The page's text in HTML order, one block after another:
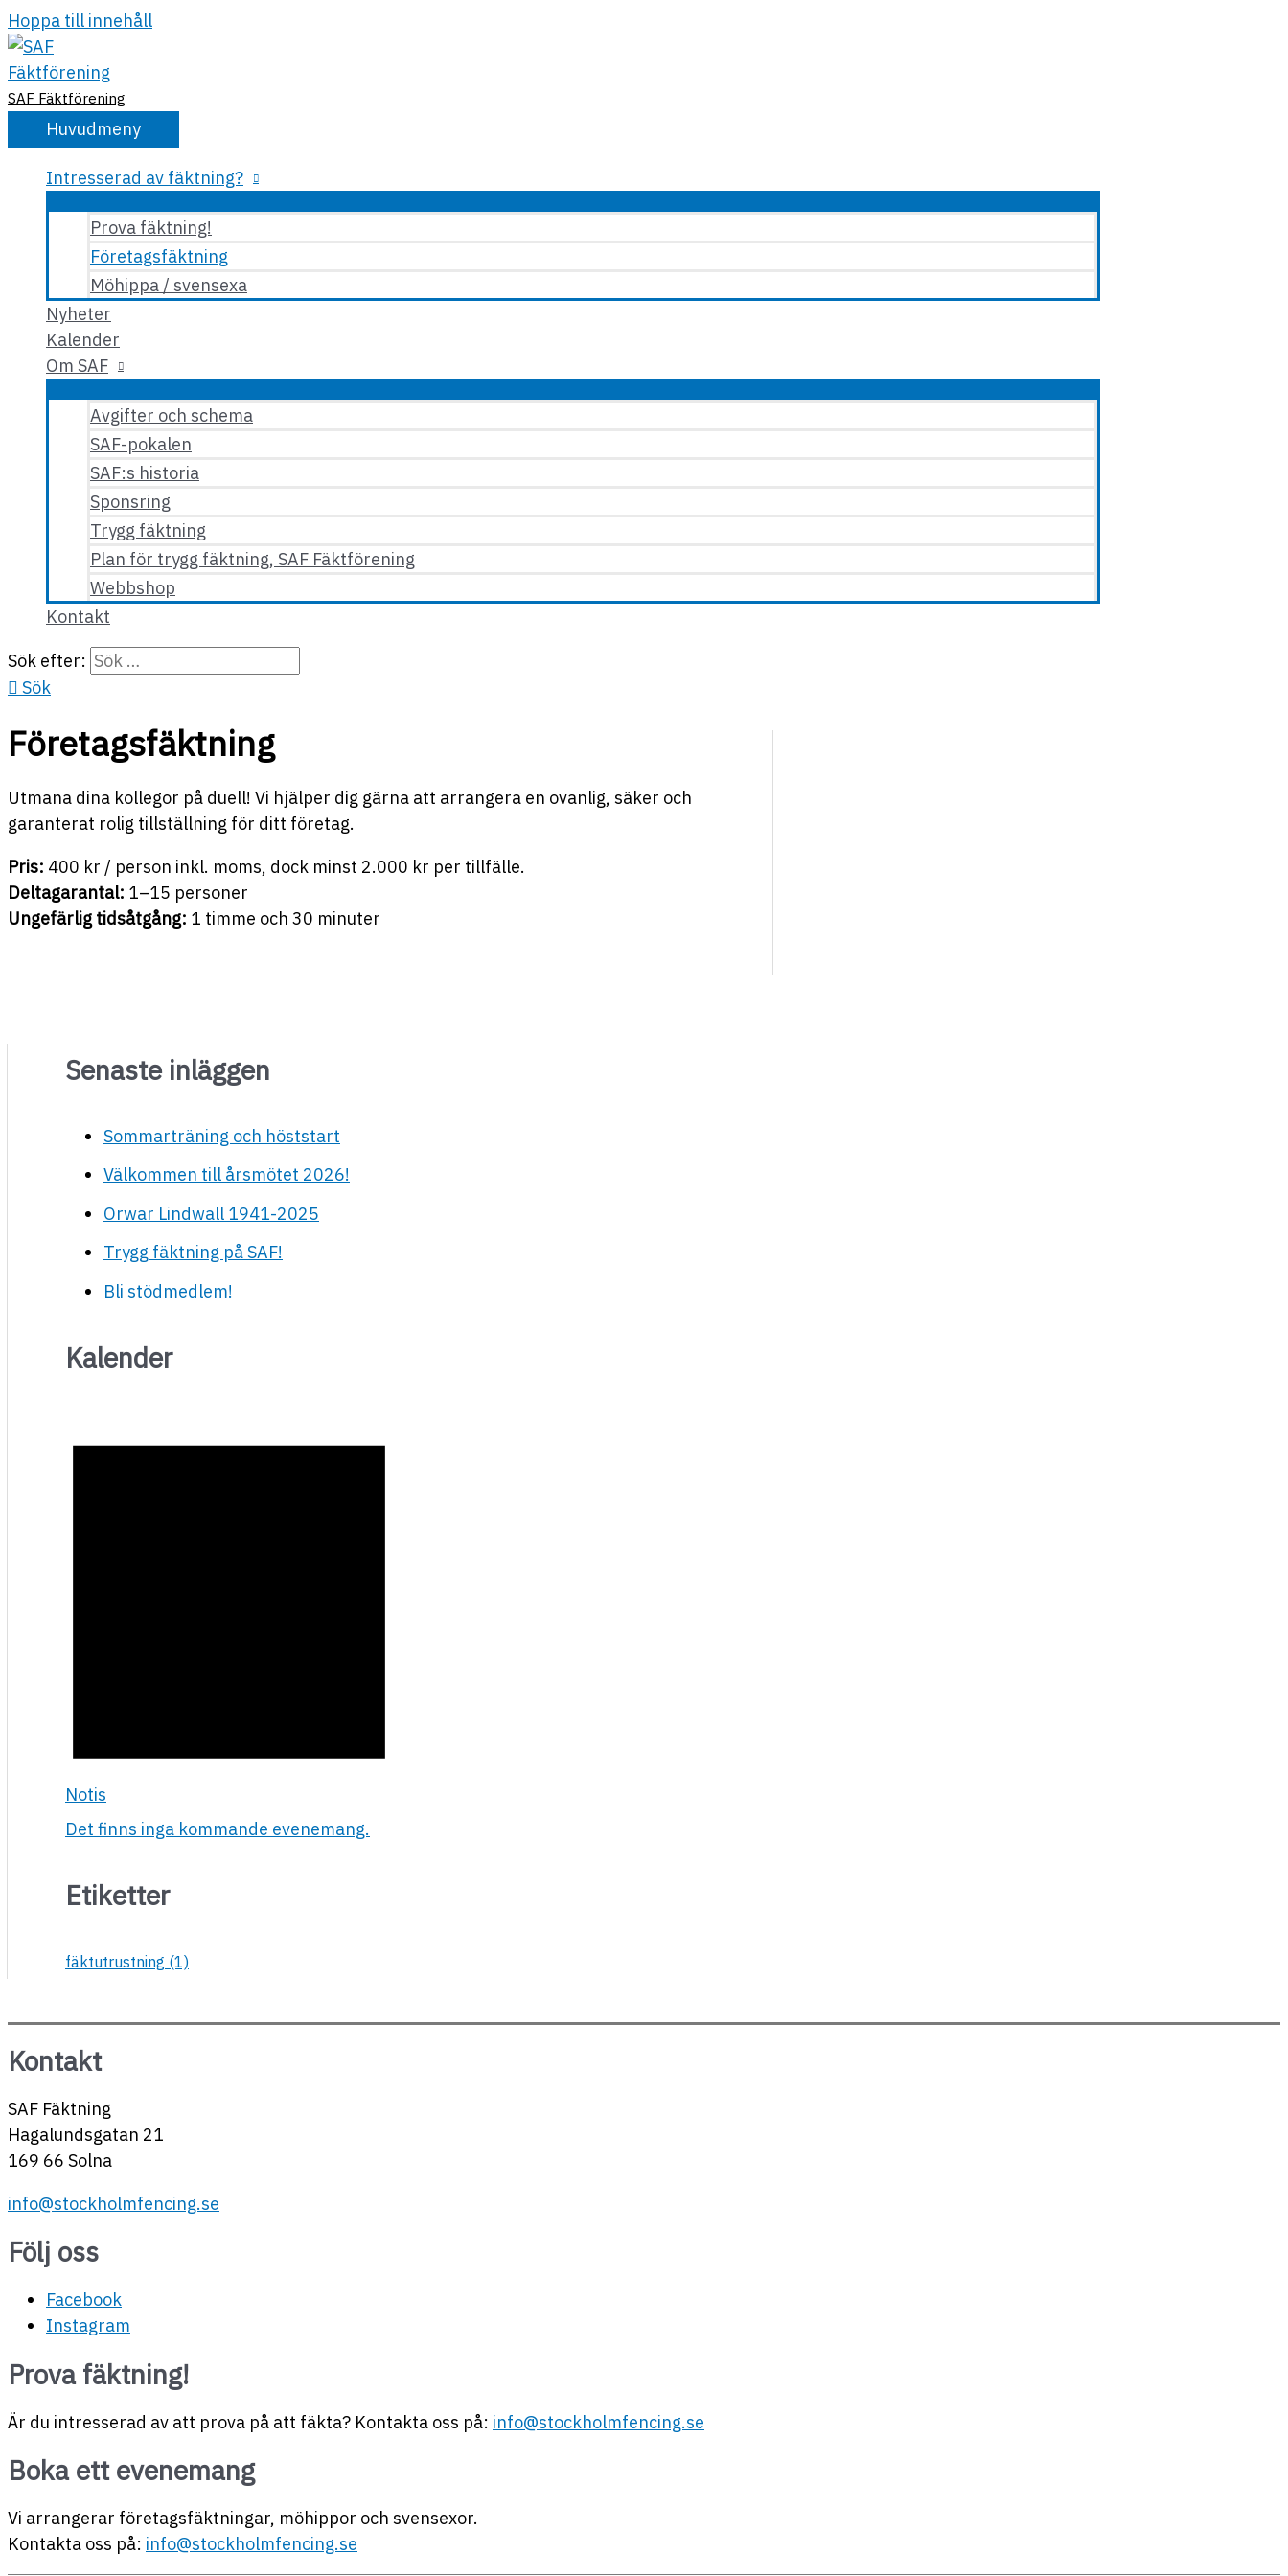
Hoppa till innehåll
SAF Fäktförening
Huvudmeny
Intresserad av fäktning?
Prova fäktning!
Företagsfäktning
Möhippa / svensexa
Nyheter
Kalender
Om SAF
Avgifter och schema
SAF-pokalen
SAF:s historia
Sponsring
Trygg fäktning
Plan för trygg fäktning, SAF Fäktförening
Webbshop
Kontakt
Sök efter:
Sök
Företagsfäktning
Utmana dina kollegor på duell! Vi hjälper dig gärna att arrangera en ovanlig, säker och
garanterat rolig tillställning för ditt företag.
Pris: 400 kr / person inkl. moms, dock minst 2.000 kr per tillfälle.
Deltagarantal: 1–15 personer
Ungefärlig tidsåtgång: 1 timme och 30 minuter
Senaste inläggen
Sommarträning och höststart
Välkommen till årsmötet 2026!
Orwar Lindwall 1941-2025
Trygg fäktning på SAF!
Bli stödmedlem!
Kalender
Notis
Det finns inga kommande evenemang.
Etiketter
fäktutrustning (1)
Kontakt
SAF Fäktning
Hagalundsgatan 21
169 66 Solna
info@stockholmfencing.se
Följ oss
Facebook
Instagram
Prova fäktning!
Är du intresserad av att prova på att fäkta? Kontakta oss på: info@stockholmfencing.se
Boka ett evenemang
Vi arrangerar företagsfäktningar, möhippor och svensexor.
Kontakta oss på: info@stockholmfencing.se